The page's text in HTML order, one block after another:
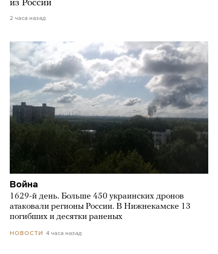
из России
2 часа назад
Война
1629-й день. Больше 450 украинских дронов
атаковали регионы России. В Нижнекамске 13
погибших и десятки раненых
НОВОСТИ 4 часа назад